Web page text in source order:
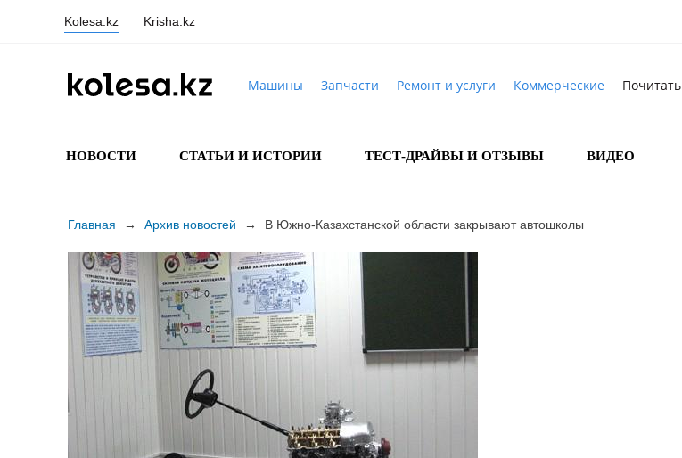
Kolesa.kz Krisha.kz
Машины Запчасти Ремонт и услуги Коммерческие Почитать
НОВОСТИ СТАТЬИ И ИСТОРИИ ТЕСТ-ДРАЙВЫ И ОТЗЫВЫ ВИДЕО
Главная → Архив новостей → В Южно-Казахстанской области закрывают автошколы